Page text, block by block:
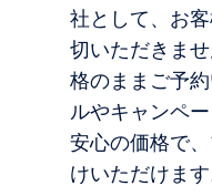
社として、お
切いただきま
格のままご予
ルやキャンペ
安心の価格で
けいただけます